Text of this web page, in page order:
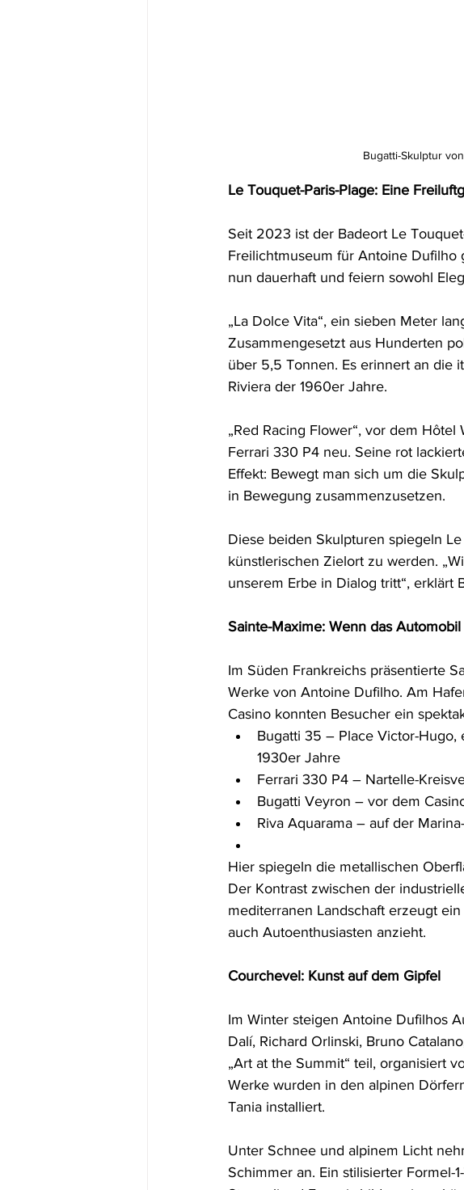
Bugatti-Skulptur
Le Touquet-Paris-Plage: Eine
Seit 2023 ist der Badeort Le
Freilichtmuseum für Antoine Dufilho
nun dauerhaft und feiern sowohl
„La Dolce Vita“, ein sieben Meter
Zusammengesetzt aus Hunderten
über 5,5 Tonnen. Es erinnert an die
Riviera der 1960er Jahre.
„Red Racing Flower“, vor dem
Ferrari 330 P4 neu. Seine rot
Effekt: Bewegt man sich um die
in Bewegung zusammenzusetzen.
Diese beiden Skulpturen spiegeln
künstlerischen Zielort zu werden.
unserem Erbe in Dialog tritt“, erklärt
Sainte-Maxime: Wenn das
Im Süden Frankreichs präsentierte
Werke von Antoine Dufilho. Am
Casino konnten Besucher ein
Bugatti 35 – Place Victor-
1930er Jahre
Ferrari 330 P4 – Nartelle-
Bugatti Veyron – vor dem
Riva Aquarama – auf der
Hier spiegeln die metallischen
Der Kontrast zwischen der
mediterranen Landschaft erzeugt
auch Autoenthusiasten anzieht.
Courchevel: Kunst auf dem Gipfel
Im Winter steigen Antoine Dufilhos
Dalí, Richard Orlinski, Bruno
„Art at the Summit“ teil, organisiert
Werke wurden in den alpinen
Tania installiert.
Unter Schnee und alpinem Licht
Schimmer an. Ein stilisierter Formel-